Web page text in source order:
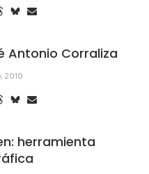
Antonio Corraliza
2010
herramienta